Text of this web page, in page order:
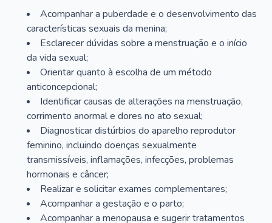
Acompanhar a puberdade e o desenvolvimento das
características sexuais da menina;
Esclarecer dúvidas sobre a menstruação e o início
da vida sexual;
Orientar quanto à escolha de um método
anticoncepcional;
Identificar causas de alterações na menstruação,
corrimento anormal e dores no ato sexual;
Diagnosticar distúrbios do aparelho reprodutor
feminino, incluindo doenças sexualmente
transmissíveis, inflamações, infecções, problemas
hormonais e câncer;
Realizar e solicitar exames complementares;
Acompanhar a gestação e o parto;
Acompanhar a menopausa e sugerir tratamentos